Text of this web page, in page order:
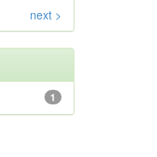
next >
1